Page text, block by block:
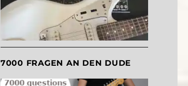
7000 FRAGEN AN DEN DUDE